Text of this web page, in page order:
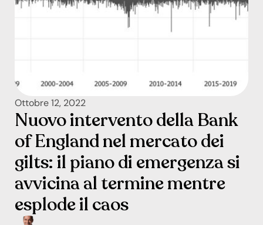
Ottobre 12, 2022
Nuovo intervento della Bank
of England nel mercato dei
gilts: il piano di emergenza si
avvicina al termine mentre
esplode il caos